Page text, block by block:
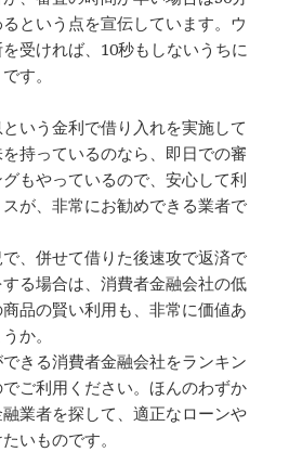
という点を宣伝しています。ウ
受ければ、10秒もしないうちに
す。
いう金利で借り入れを実施して
持っているのなら、即日での審
もやっているので、安心して利
が、非常にお勧めできる業者で
、併せて借りた後速攻で返済で
る場合は、消費者金融会社の低
品の賢い利用も、非常に価値あ
か。
きる消費者金融会社をランキン
ご利用ください。ほんのわずか
業者を探して、適正なローンや
いものです。